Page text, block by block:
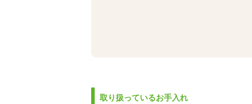
取り扱っているお手入れ